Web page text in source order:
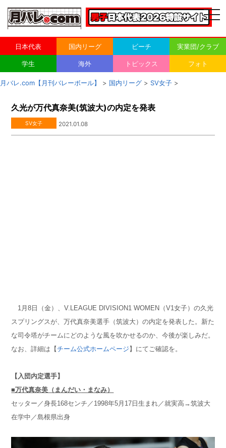
日本代表 国内リーグ ビーチ 実業団/クラブ
学生 海外 トピックス フォト
月バレ.com【月刊バレーボール】 > 国内リーグ > SV女子 >
久光が万代真奈美(筑波大)の内定を発表
SV女子 2021.01.08
1月8日（金）、V.LEAGUE DIVISION1 WOMEN（V1女子）の久光
スプリングスが、万代真奈美選手（筑波大）の内定を発表した。新た
な司令塔がチームにどのような風を吹かせるのか、今後が楽しみだ。
なお、詳細は【チーム公式ホームページ 】にてご確認を。
【入団内定選手】
■万代真奈美（まんだい ・まなみ）
セッター／身長168センチ／1998年5月17日生まれ／就実高→筑波大
在学中／島根県出身